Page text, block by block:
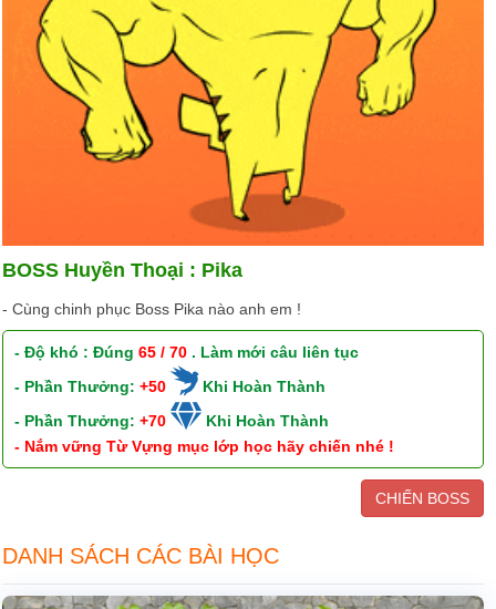
BOSS Huyền Thoại : Pika
- Cùng chinh phục Boss Pika nào anh em !
- Độ khó : Đúng65 / 70 . Làm mới câu liên tục
- Phần Thưởng:+50
Khi Hoàn Thành
- Phần Thưởng:+70
Khi Hoàn Thành
- Nắm vững Từ Vựng mục lớp học hãy chiến nhé !
CHIẾN BOSS
DANH SÁCH CÁC BÀI HỌC